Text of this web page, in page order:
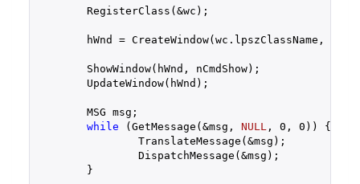
hWnd = CreateWindow(wc.lpszClassName,
while (GetMessage(&msg, NULL, 0 , 0 )) {